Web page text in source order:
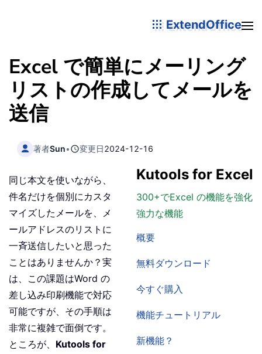
ExtendOffice
Excel で簡単にメーリング
リストの作成してメールを
送信
著者Sun• 変更日2024-12-16
Kutools for Excel
300+でExcel の機能を強化
強力な機能
概要
無料ダウンロード
今すぐ購入
機能チュートリアル
新機能？
同じ本文を使いながら、
件名だけを個別にカスタ
マイズしたメールを、メ
ールアドレスのリストに
一斉送信したいと思った
ことはありませんか？実
は、この課題はWord の
差し込み印刷機能で対応
可能ですが、その手順は
非常に複雑で面倒です。
ところが、 Kutools for